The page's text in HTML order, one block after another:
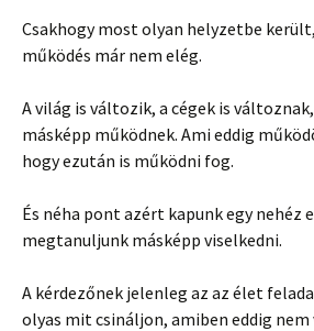
Csakhogy most olyan helyzetbe
működés már nem elég.
A világ is változik, a cégek is
másképp működnek. Ami eddig
hogy ezután is működni fog.
És néha pont azért kapunk egy nehéz
megtanuljunk másképp viselkedni.
A kérdezőnek jelenleg az az élet
olyas mit csináljon, amiben eddig